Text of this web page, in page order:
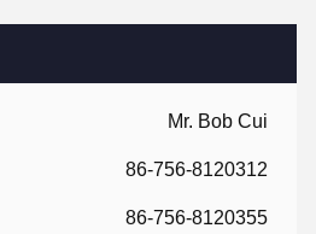
Mr. Bob Cui
86-756-8120312
86-756-8120355